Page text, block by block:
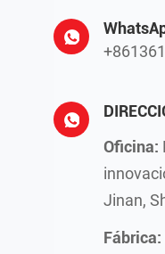
Oficina:
Jinan,
Fábrica: